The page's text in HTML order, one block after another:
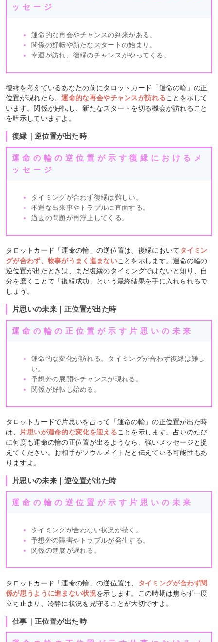
ッセージ
運命的な再会やチャンスの到来がある。
関係の好転や新たなスタートの始まり。
幸運が訪れ、復縁のチャンスがやってくる。
復縁を考えているあなたの前にタロットカード「運命の輪」の正
位置が現れたら、運命的な再会やチャンスが訪れることを示して
います。関係が好転し、新たなスタートを切る機会が訪れること
を暗示していますよ。
復縁｜逆位置が出た時
運命の輪の逆位置が示す復縁におけるメ
ッセージ
タイミングが合わず復縁は難しい。
不運な出来事やトラブルに直面する。
過去の問題が再浮上してくる。
タロットカード「運命の輪」の逆位置は、復縁においてタイミン
グが合わず、物事がうまく進まないことを示します。運命の輪の
逆位置が出たときは、まだ復縁のタイミングではないと知り、自
分を磨くことで「復縁成功」という最終結果を手に入れられるで
しょう。
片思いの未来｜正位置が出た時
運命の輪の正位置が示す片思いの未来
運命的な変化が訪れる。タイミングが合わず復縁は難し
い。
予想外の展開やチャンスが現れる。
関係が好転し始める。
タロットカードで片思いを占って「運命の輪」の正位置が出た時
は、
片思いが運命的な変化を迎えることを示します。占いのたび
に何度も運命の輪の正位置が出るようなら、強いメッセージと捉
えてください。お相手がソウルメイトだと伝えている可能性もあ
りますよ。
片思いの未来｜逆位置が出た時
運命の輪の逆位置が示す片思いの未来
タイミングが合わない状況が続く。
予想外の障害やトラブルが発生する。
関係の進展が遅れる。
タロットカード「運命の輪」の逆位置は、 タイミングが合わず関
係が思うように進まない状況を示します。この時期は焦らず一度
立ち止まり、冷静に状況を見守ることが大切ですよ。
仕事｜正位置が出た時